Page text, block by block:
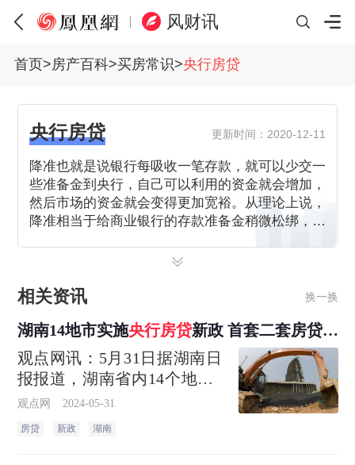
风财讯
首页>房产百科>买房常识>央行房贷
央行房贷 更新时间：2020-12-11
降准也就是说银行每吸收一笔存款，就可以少交一
些准备金到央行，自己可以利用的资金就会增加，
然后市场的资金就会变得更加宽裕。从理论上说，
降准相当于给商业银行的存款准备金稍微松绑，房
相关资讯 换一换
湖南14地市实施央行房贷新政 首套二套房贷款
利率下限取消
观点网讯：5月31日据湖南日
报报道，湖南省内14个地级
市实施了央行的房贷新政。
根据新政，首套和二套商业
观点网 2024-05-31
房贷 新政 湖南